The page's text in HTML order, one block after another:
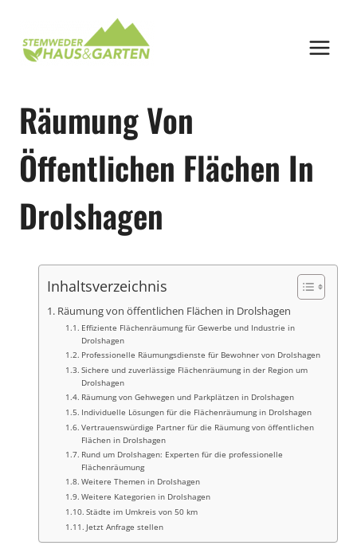
springen
Räumung Von
Öffentlichen Flächen In
Drolshagen
Inhaltsverzeichnis
Räumung von öffentlichen Flächen in Drolshagen
Effiziente Flächenräumung für Gewerbe und Industrie in
Drolshagen
Professionelle Räumungsdienste für Bewohner von Drolshagen
Sichere und zuverlässige Flächenräumung in der Region um
Drolshagen
Räumung von Gehwegen und Parkplätzen in Drolshagen
Individuelle Lösungen für die Flächenräumung in Drolshagen
Vertrauenswürdige Partner für die Räumung von öffentlichen
Flächen in Drolshagen
Rund um Drolshagen: Experten für die professionelle
Flächenräumung
Weitere Themen in Drolshagen
Weitere Kategorien in Drolshagen
Städte im Umkreis von 50 km
Jetzt Anfrage stellen